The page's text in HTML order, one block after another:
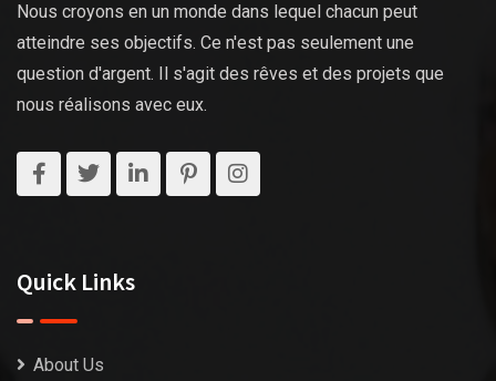
Nous croyons en un monde dans lequel chacun peut
atteindre ses objectifs. Ce n'est pas seulement une
question d'argent. Il s'agit des rêves et des projets que
nous réalisons avec eux.
Quick Links
About Us